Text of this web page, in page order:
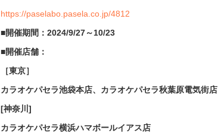
https://paselabo.pasela.co.jp/4812
■開催期間：2024/9/27～10/23
■開催店舗：
［東京］
カラオケパセラ池袋本店、カラオケパセラ秋葉原電気街店
[神奈川]
カラオケパセラ横浜ハマボールイアス店